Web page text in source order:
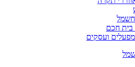
בית חכם
ועסקים